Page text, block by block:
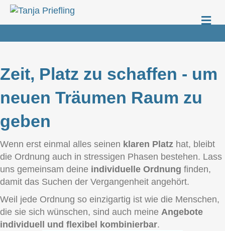
Zeit, Platz zu schaffen - um
neuen Träumen Raum zu
geben
Wenn erst einmal alles seinen klaren Platz hat, bleibt
die Ordnung auch in stressigen Phasen bestehen. Lass
uns gemeinsam deine individuelle Ordnung finden,
damit das Suchen der Vergangenheit angehört.
Weil jede Ordnung so einzigartig ist wie die Menschen,
die sie sich wünschen, sind auch meine Angebote
individuell und flexibel kombinierbar.